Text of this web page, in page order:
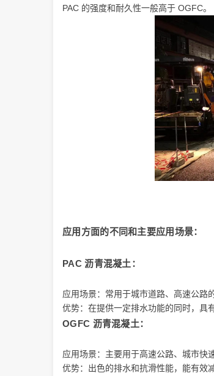
PAC 的强度和耐久性一般高于 OGFC。
应用方面的不同和主要应用场景：
PAC 沥青混凝土：
应用场景：常用于城市道路、高速公路
优势：在提供一定排水功能的同时，具
OGFC 沥青混凝土：
应用场景：主要用于高速公路、城市快
优势：出色的排水和抗滑性能，能有效